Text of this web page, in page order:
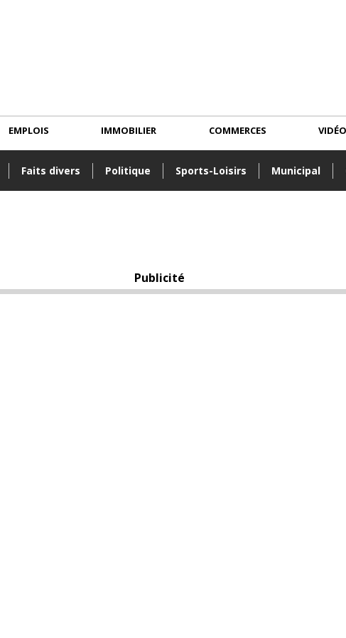
Faits divers Politique Sports-Loisirs Municipal
EMPLOIS IMMOBILIER COMMERCES
Publicité